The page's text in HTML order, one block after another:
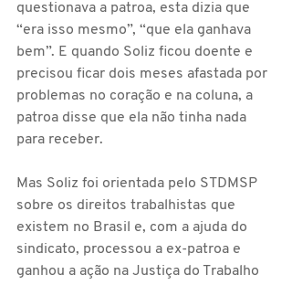
questionava a patroa, esta dizia que
“era isso mesmo”, “que ela ganhava
bem”. E quando Soliz ficou doente e
precisou ficar dois meses afastada por
problemas no coração e na coluna, a
patroa disse que ela não tinha nada
para receber.
Mas Soliz foi orientada pelo STDMSP
sobre os direitos trabalhistas que
existem no Brasil e, com a ajuda do
sindicato, processou a ex-patroa e
ganhou a ação na Justiça do Trabalho